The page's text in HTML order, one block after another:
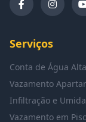
Serviços
Conta de Água Alta
Vazamento
Infiltração e
Vazamento em